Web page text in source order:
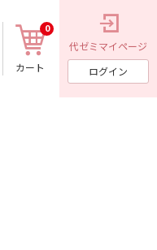
カート
0
代ゼミマイページ
ログイン